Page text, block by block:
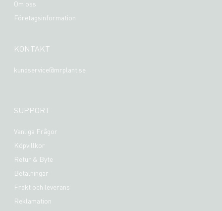
Om oss
Företagsinformation
KONTAKT
kundservice@mrplant.se
SUPPORT
Vanliga Frågor
Köpvillkor
Retur & Byte
Betalningar
Frakt och leverans
Reklamation